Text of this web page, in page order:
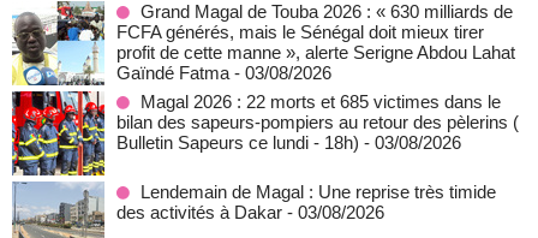
Grand Magal de Touba 2026 : « 630 milliards de
FCFA générés, mais le Sénégal doit mieux tirer
profit de cette manne », alerte Serigne Abdou Lahat
Gaïndé Fatma - 03/08/2026
Magal 2026 : 22 morts et 685 victimes dans le
bilan des sapeurs-pompiers au retour des pèlerins (
Bulletin Sapeurs ce lundi - 18h) - 03/08/2026
Lendemain de Magal : Une reprise très timide
des activités à Dakar - 03/08/2026